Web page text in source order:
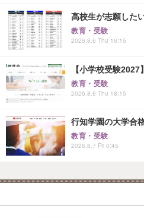
高校生が志願した
教育・受験
2026.8.6 Thu 16:15
【小学校受験
教育・受験
2026.8.6 Thu 18:15
行知学園の大学合
教育・受験
2026.8.7 Fri 0:45